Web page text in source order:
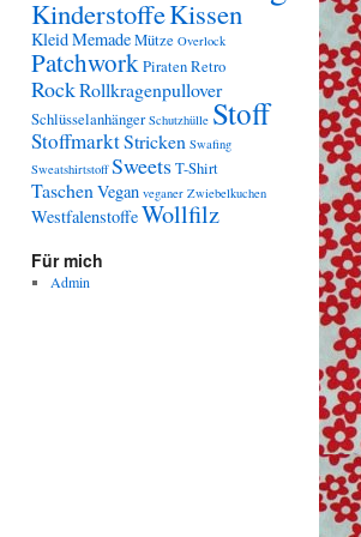
KinderstoffeKissen
KleidMemadeMütze Overlock
PatchworkPiratenRetro
RockRollkragenpullover
Schlüsselanhänger Schutzhülle Stoff
StoffmarktStricken Swafing
Sweatshirtstoff SweetsT-Shirt
Taschen Vegan veganer Zwiebelkuchen
WestfalenstoffeWollfilz
Für mich
Admin